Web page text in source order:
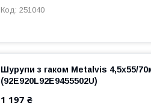
251040
Шурупи з гаком Metalvis 4,5х55/
(92E920L92E9455502U)
1 197 ₴